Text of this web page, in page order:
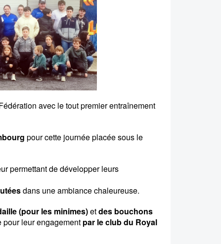
avec le tout premier entraînement
pour cette journée placée sous le
permettant de développer leurs
dans une ambiance chaleureuse.
(pour les minimes)etdes bouchons
leur engagementpar le club du Royal